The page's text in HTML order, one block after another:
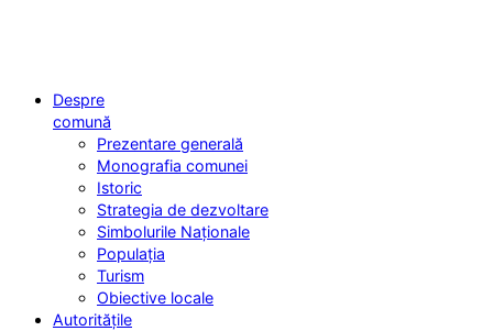
Despre
comună
Prezentare generală
Monografia comunei
Istoric
Strategia de dezvoltare
Simbolurile Naționale
Populația
Turism
Obiective locale
Autoritățile